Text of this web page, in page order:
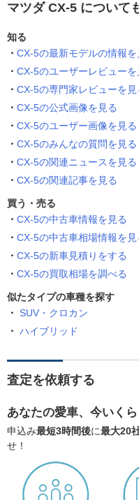
マツダ CX-5 について
知る
CX-5の最新モデルの情報を
CX-5のユーザーレビューを
CX-5の専門家レビューを見
CX-5の公式画像を見る
CX-5のユーザー画像を見る
CX-5のみんなの質問を見る
CX-5の関連ニュースを見る
CX-5の関連記事を見る
買う・売る
CX-5の中古車情報を見る
CX-5の中古車相場情報を見
CX-5の新車見積りをする
CX-5の買取相場を調べる
似たタイプの車種を探す
SUV・クロカン
ハイブリッド
査定を依頼する
あなたの愛車、今いくら
申込み最短3時間後に最大20
せ！